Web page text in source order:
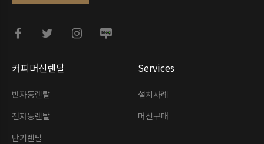
커피머신렌탈
반자동렌탈
전자동렌탈
단기렌탈
Services
설치사례
머신구매